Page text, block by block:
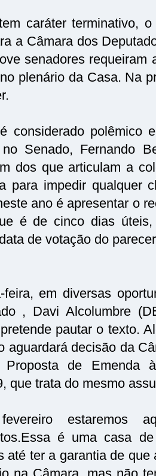
caráter terminativo,
a Câmara dos
senadores requeiram
plenário da Casa. Na
considerado polêmico
Senado, Fernando
dos que articulam a
para impedir qualquer
ano é apresentar o
é de cinco dias
de votação do
feira, em diversas
, Davi Alcolumbre
pautar o texto.
aguardará decisão da
de Emenda
que trata do mesmo
estaremos
é uma casa
até ter a garantia de